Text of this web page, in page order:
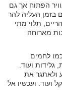
הפתוח אך גם
בזמן העליה להר
תלוי מתי
מארוחה
לחמים
גלידות ועוד.
ולאתגר את
ועוד. ועכשיו אל